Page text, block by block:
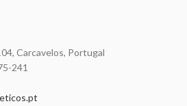
Carcavelos, Portugal
241